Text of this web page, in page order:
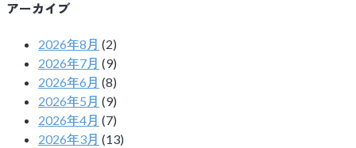
アーカイブ
2026年8月 (2)
2026年7月 (9)
2026年6月 (8)
2026年5月 (9)
2026年4月 (7)
2026年3月 (13)